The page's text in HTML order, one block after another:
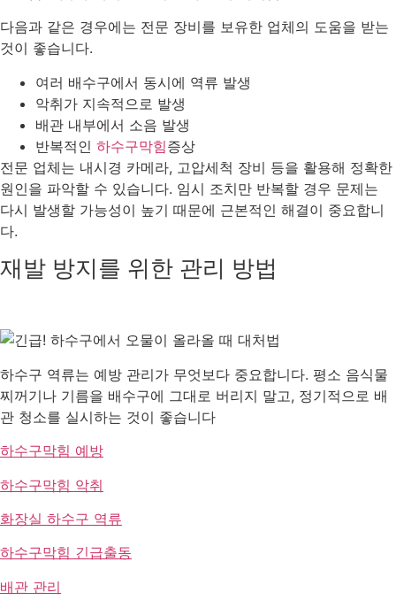
다음과 같은 경우에는 전문 장비를 보유한 업체의 도움을 받는
것이 좋습니다.
여러 배수구에서 동시에 역류 발생
악취가 지속적으로 발생
배관 내부에서 소음 발생
반복적인 하수구막힘증상
전문 업체는 내시경 카메라, 고압세척 장비 등을 활용해 정확한
원인을 파악할 수 있습니다. 임시 조치만 반복할 경우 문제는
다시 발생할 가능성이 높기 때문에 근본적인 해결이 중요합니
다.
재발 방지를 위한 관리 방법
하수구 역류는 예방 관리가 무엇보다 중요합니다. 평소 음식물
찌꺼기나 기름을 배수구에 그대로 버리지 말고, 정기적으로 배
관 청소를 실시하는 것이 좋습니다
하수구막힘 예방
하수구막힘 악취
화장실 하수구 역류
하수구막힘 긴급출동
배관 관리